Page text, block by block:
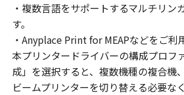
・複数言語をサポートするマルチリン
す。
・Anyplace Print for MEAPなどをご利
本プリンタードライバーの構成プロフ
成」を選択すると、複数機種の複合機
ビームプリンターを切り替える必要な